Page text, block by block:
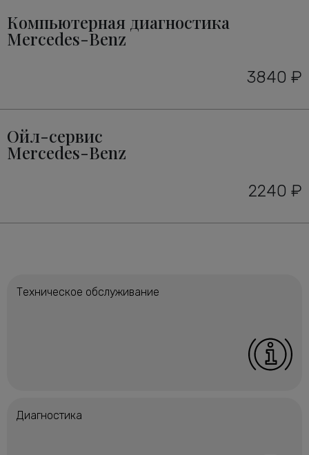
Компьютерная диагностика
Mercedes-Benz
3840 ₽
Ойл-сервис
Mercedes-Benz
2240 ₽
Техническое обслуживание
Диагностика